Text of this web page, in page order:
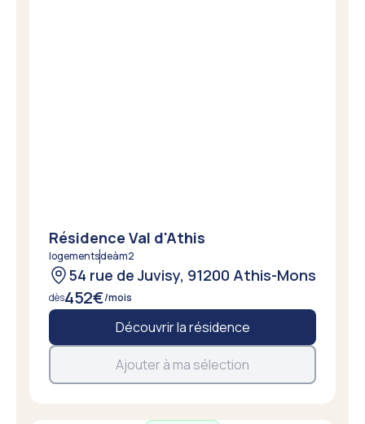
Résidence Val d'Athis
logementsdeàm2
54 rue de Juvisy, 91200 Athis-Mons
dès452€/mois
Découvrir la résidence
Ajouter à ma sélection